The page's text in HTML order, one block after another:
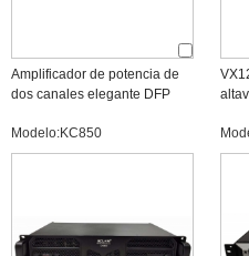
Amplificador de potencia de
dos canales elegante DFP
Modelo:KC850